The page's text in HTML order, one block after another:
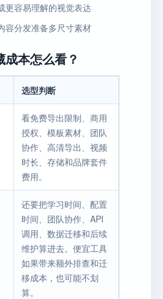
更容易理解的视觉表达
容分发准备多尺寸素材
本怎么看？
选型判断
看免费导出限制、商用
授权、模板素材、团队
协作、高清导出、视频
时长、存储和品牌套件
费用。
还要把学习时间、配置
时间、团队协作、API
调用、数据迁移和后续
维护算进去。便宜工具
如果带来额外排查和迁
移成本，也可能不划
算。